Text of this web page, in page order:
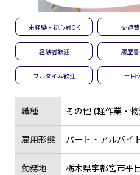
未経験・初心者OK 交通
経験者歓迎 履歴
フルタイム歓迎 土日
職種 その他 (軽作業・
雇用形態 パート・アルバイ
勤務地 栃木県宇都宮市平